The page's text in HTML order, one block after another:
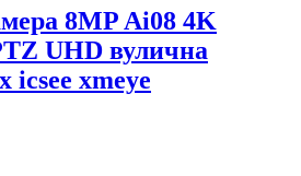
8MP Ai08 4K
UHD вулична
icsee xmeye